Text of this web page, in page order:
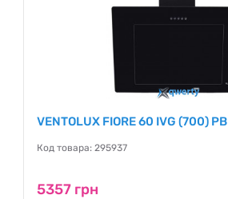
VENTOLUX FIORE 60 IVG (700) PB
Код товара: 295937
5357 грн